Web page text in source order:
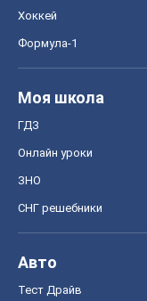
Хоккей
Формула-1
Моя школа
ГДЗ
Онлайн уроки
ЗНО
СНГ решебники
Авто
Тест Драйв